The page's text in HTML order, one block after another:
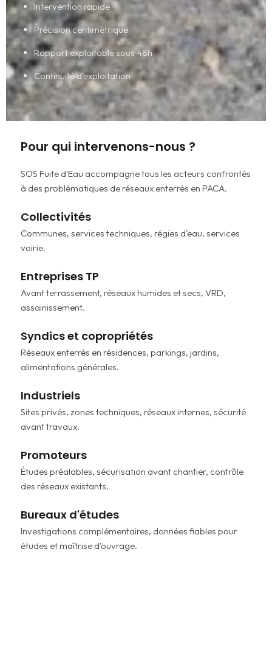
Intervention rapide
Précision centimétrique
Rapport exploitable sous 48h
Continuité d'exploitation
Pour qui intervenons-nous ?
SOS Fuite d'Eau accompagne tous les acteurs confrontés
à des problématiques de réseaux enterrés en PACA.
Collectivités
Communes, services techniques, régies d'eau, services
voirie.
Entreprises TP
Avant terrassement, réseaux humides et secs, VRD,
assainissement.
Syndics et copropriétés
Réseaux enterrés en résidences, parkings, jardins,
alimentations générales.
Industriels
Sites privés, zones techniques, réseaux internes, sécurité
avant travaux.
Promoteurs
Études préalables, sécurisation avant chantier, contrôle
des réseaux existants.
Bureaux d'études
Investigations complémentaires, données fiables pour
études et maîtrise d'ouvrage.